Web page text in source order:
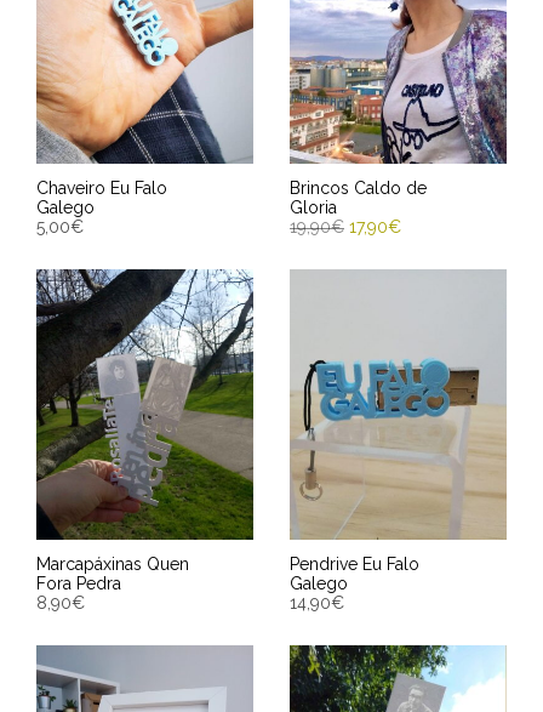
Chaveiro Eu Falo
Galego
5,00€
ENGADIR AO CARRIÑO
Entrega Estimada entre
12/08/2026 - 14/08/2026
Brincos Caldo de
Gloria
19,90€ 17,90€
Marcapáxinas Quen
Fora Pedra
8,90€
Entrega Estimada entre
Pendrive Eu Falo
Galego
14,90€
ENGADIR AO CARRIÑO
Entrega Estimada entre